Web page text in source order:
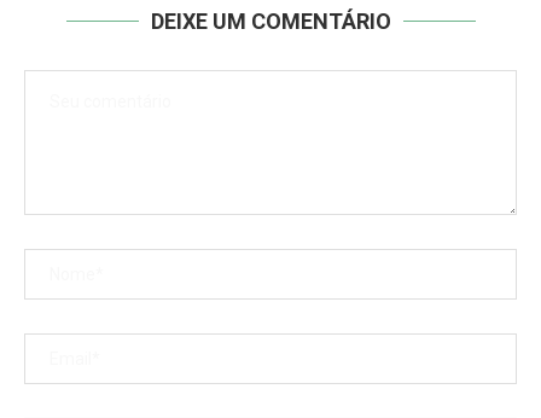
DEIXE UM COMENTÁRIO